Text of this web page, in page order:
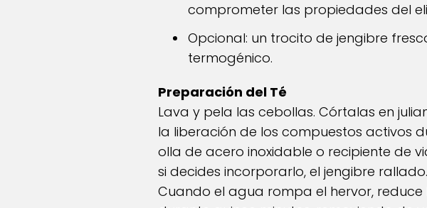
comprometer las propiedades del
Opcional: un trocito de jengibre
termogénico.
Preparación del Té
Lava y pela las cebollas. Córtalas en
la liberación de los compuestos activos
olla de acero inoxidable o recipiente de
si decides incorporarlo, el jengibre
Cuando el agua rompa el hervor,